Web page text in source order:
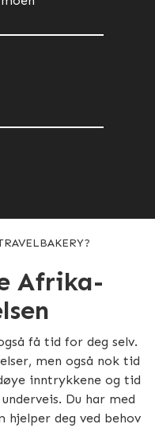
Afrika-
få tid for deg selv.
men også nok tid
inntrykkene og tid
Du har med
hjelper deg ved behov